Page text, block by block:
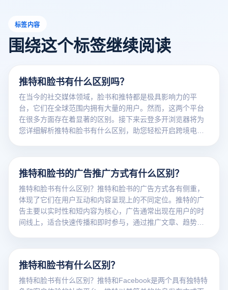
标签内容
围绕这个标签继续阅读
推特和脸书有什么区别吗？
在当今的社交媒体领域，脸书和推特都是极具影响力的平
台，它们在全球范围内拥有大量的用户。然而，这两个平台
在很多方面存在着显著的区别。接下来云登多开浏览器将为
您详细解析推特和脸书有什么区别，助您轻松开启跨境电商
推特和脸书的广告推广方式有什么区别？
推特和脸书有什么区别？推特和脸书的广告方式各有侧重，
体现了它们在用户互动和内容呈现上的不同定位。推特的广
告主要以实时性和短内容为核心，广告通常出现在用户的时
间线上，适合快速传播和即时参与，通过推广文章、趋势或
更加完善，包括社区、事件、页面推广等。
推特和脸书有什么区别？
推特和脸书有什么区别？推特和Facebook是两个具有独特特